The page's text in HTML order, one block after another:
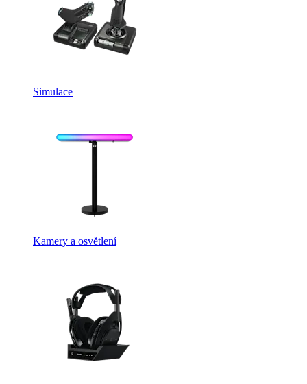
Simulace
Kamery a osvětlení